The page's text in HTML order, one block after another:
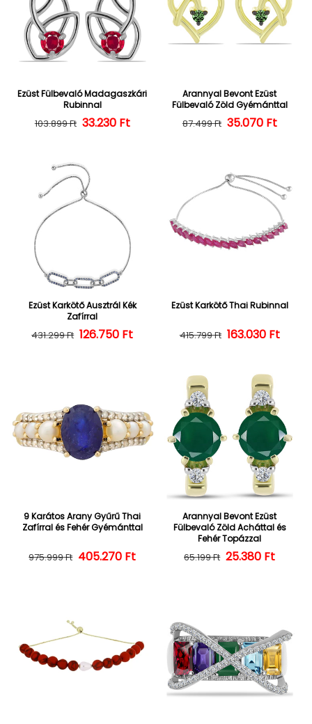
Ezüst Fülbevaló Madagaszkári
Rubinnal
Normál ár
103.899 Ft Kedvezményes ár
33.230 Ft
Arannyal Bevont Ezüst
Fülbevaló Zöld Gyémánttal
Normál ár
87.499 Ft 35.070 Ft
Ezüst Karkötő Ausztrál Kék
Zafírral
Normál ár
431.299 Ft Kedvezményes ár
126.750 Ft
Ezüst Karkötő Thai Rubinnal
Normál ár
415.799 Ft 163.030 Ft
9 Karátos Arany Gyűrű Thai
Zafírral és Fehér Gyémánttal
Normál ár
975.999 Ft Kedvezményes ár
405.270 Ft
Arannyal Bevont Ezüst
Fülbevaló Zöld Acháttal és
Fehér Topázzal
Normál ár
65.199 Ft 25.380 Ft